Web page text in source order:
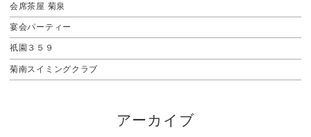
会席茶屋 菊泉
宴会パーティー
祇園３５９
菊南スイミングクラブ
アーカイブ